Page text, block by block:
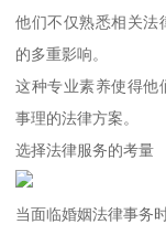
他们不仅熟悉相关法
的多重影响。
这种专业素养使得他
事理的法律方案。
选择法律服务的考量
当面临婚姻法律事务